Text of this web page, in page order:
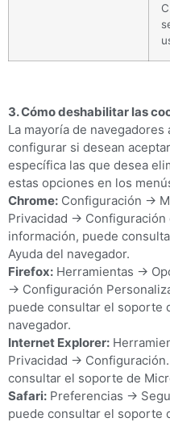
3. Cómo deshabilitar las
La mayoría de
configurar si desean
específica las que desea
estas opciones en los
Chrome: Configuración ->
Privacidad ->
información, puede
Ayuda del navegador.
Firefox: Herramientas ->
-> Configuración
puede consultar el soporte
navegador.
Internet Explorer:
Privacidad ->
consultar el soporte de
Safari: Preferencias ->
puede consultar el soporte